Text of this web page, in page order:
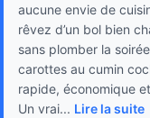
aucune envie de
rêvez d’un bol bien
sans plomber la
carottes au cumin
rapide, économique
Un vrai... Lire la suite